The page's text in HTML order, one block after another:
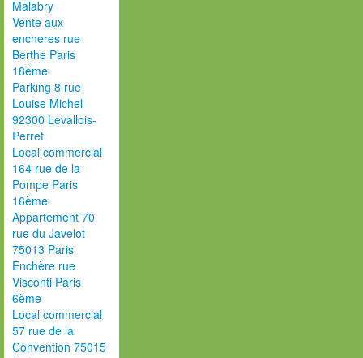
Malabry
Vente aux
encheres rue
Berthe Paris
18ème
Parking 8 rue
Louise Michel
92300 Levallois-
Perret
Local commercial
164 rue de la
Pompe Paris
16ème
Appartement 70
rue du Javelot
75013 Paris
Enchère rue
Visconti Paris
6ème
Local commercial
57 rue de la
Convention 75015